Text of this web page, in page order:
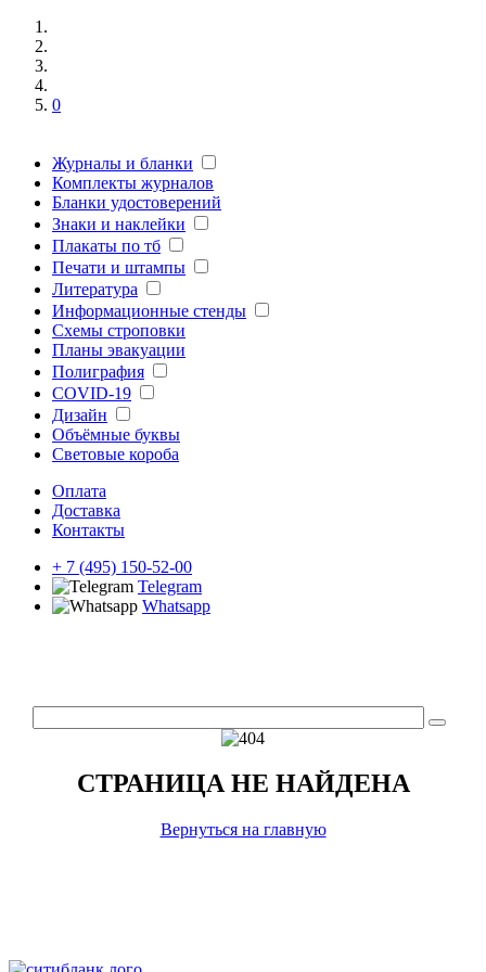
0
Журналы и бланки
Комплекты журналов
Бланки удостоверений
Знаки и наклейки
Плакаты по тб
Печати и штампы
Литература
Информационные стенды
Схемы строповки
Планы эвакуации
Полиграфия
COVID-19
Дизайн
Объёмные буквы
Световые короба
Оплата
Доставка
Контакты
+ 7 (495) 150-52-00
Telegram
Whatsapp
СТРАНИЦА НЕ НАЙДЕНА
Вернуться на главную